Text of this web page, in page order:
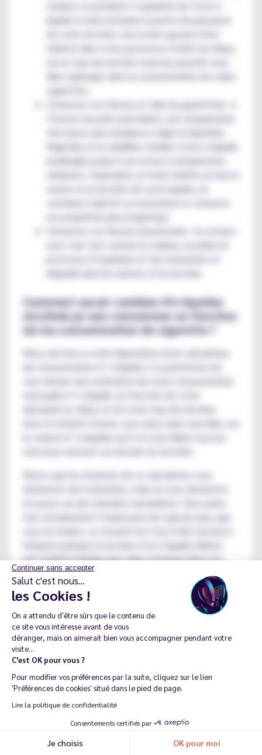
Continuer sans accepter
Salut c'est nous...
les Cookies !
On a attendu d'être sûrs que le contenu de
ce site vous intéresse avant de vous
déranger, mais on aimerait bien vous accompagner pendant votre
visite...
C'est OK pour vous ?
Pour modifier vos préférences par la suite, cliquez sur le lien
'Préférences de cookies' situé dans le pied de page.
Lire la politique de confidentialité
Consentements certifiés par
Je choisis OK pour moi
liquide et ainsi entraîner la perte de puissance
néfaste dans votre processus d’arrêt du tabac,
faire replonger dans la consommation de vraies
cigarettes.
Conservez vos flacons à l’abri du grand froid : à
l’inverse du point précédent, une température
très basse aura tendance à figer la Glycérine
Végétale et la solidifier, rendant votre e-liquide
saveur et la nicotine de votre liquide, au
contraire il ralentit sa maturation et conserve
ses propriétés plus longtemps.
Conservez vos flacons bouchonnés : le contact
processus d’oxydation et de maturation et
dégrade ainsi les arômes et la nicotine.
Comment savoir combien d'e-liquides
nicotinés je vais consommer en fonction
de ma consommation de cigarette ?
Nous mettons à votre disposition notre calculateur
vous donner une estimation de votre consommation
mensuelle d’ e-liquide, en fonction de votre
demande en tabac et de votre taux de nicotine.
le volume d’ e-liquides qu’il va vous falloir tous les
Notez que les résultats de ce calculateur vous
très certainement l’impression de vapoter plus que
fréquent puisque la nicotine d’un e-liquide délivre
une satiété moindre que celle contenue dans une
vraie cigarette.
Pas d’inquiétude, ceci n’est en aucun cas une preuve
de sa non-efficacité, il vous faudra donc durant votre
première phase de sevrage tabagique, vapoter plus
fréquemment afin de parvenir à l’arrêt définitif du
tabac.
En clair :
alors augmentez le dosage de votre taux de
nicotine.
Des symptômes apparaissent tels qu'une toux
Recommander ma dernière commande